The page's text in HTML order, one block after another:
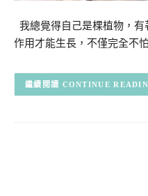
我總覺得自己是棵植物，
作用才能生長，不僅完全不
CONTINUE